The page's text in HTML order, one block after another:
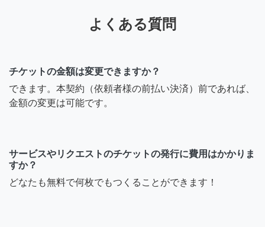
よくある質問
チケットの金額は変更できますか？
できます。本契約（依頼者様の前払い決済）前であれば、
金額の変更は可能です。
サービスやリクエストのチケットの発行に費用はかかりま
すか？
どなたも無料で何枚でもつくることができます！